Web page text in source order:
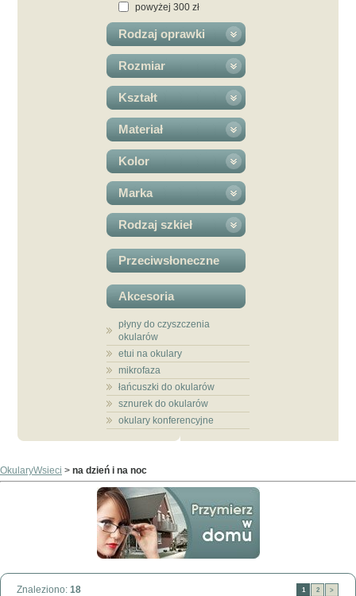
powyżej 300 zł
Rodzaj oprawki
Rozmiar
Kształt
Materiał
Kolor
Marka
Rodzaj szkieł
Przeciwsłoneczne
Akcesoria
płyny do czyszczenia
okularów
etui na okulary
mikrofaza
łańcuszki do okularów
sznurek do okularów
okulary konferencyjne
OkularyWsieci > na dzień i na noc
1 2 >
Znaleziono: 18